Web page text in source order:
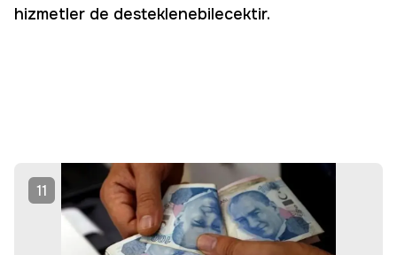
hizmetler de desteklenebilecektir.
11